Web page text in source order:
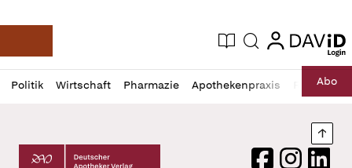
Deutsche Apotheker Zeitung
Aktuelle Ausgabe
Suche login
login
Politik Wirtschaft Pharmazie Apothekenpraxis RechtAbo
Profil
öffnen
Daz
Pur
Deutscher Apotheker Verlag Logo
FacebookInstagram